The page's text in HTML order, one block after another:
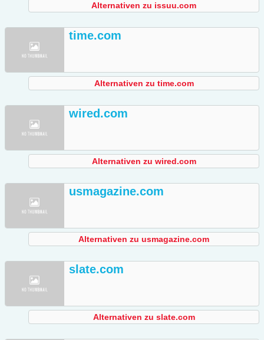
Alternativen zu issuu.com
time.com
Alternativen zu time.com
wired.com
Alternativen zu wired.com
usmagazine.com
Alternativen zu usmagazine.com
slate.com
Alternativen zu slate.com